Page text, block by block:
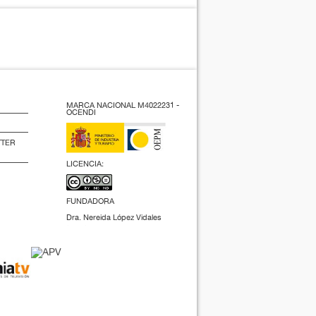
MARCA NACIONAL M4022231 -
OCENDI
LICENCIA:
FUNDADORA
Dra. Nereida López Vidales